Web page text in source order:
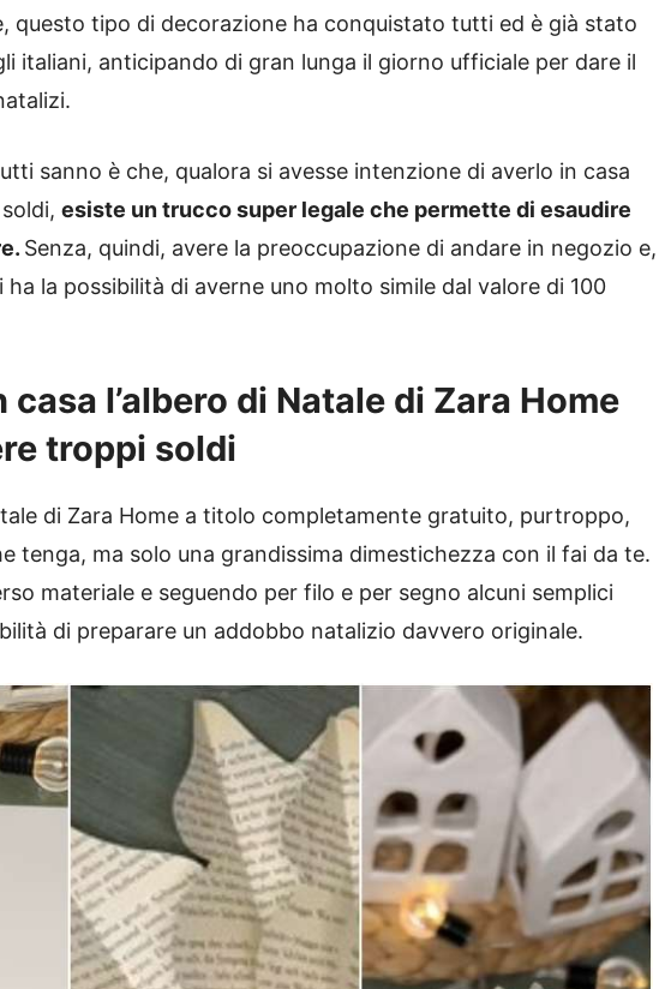
questo tipo di decorazione ha conquistato tutti ed è già stato
italiani, anticipando di gran lunga il giorno ufficiale per dare il
sanno è che, qualora si avesse intenzione di averlo in casa
esiste un trucco super legale che permette di esaudire
Senza, quindi, avere la preoccupazione di andare in negozio e,
la possibilità di averne uno molto simile dal valore di 100
casa l’albero di Natale di Zara Home
troppi soldi
di Zara Home a titolo completamente gratuito, purtroppo,
tenga, ma solo una grandissima dimestichezza con il fai da te.
materiale e seguendo per filo e per segno alcuni semplici
di preparare un addobbo natalizio davvero originale.